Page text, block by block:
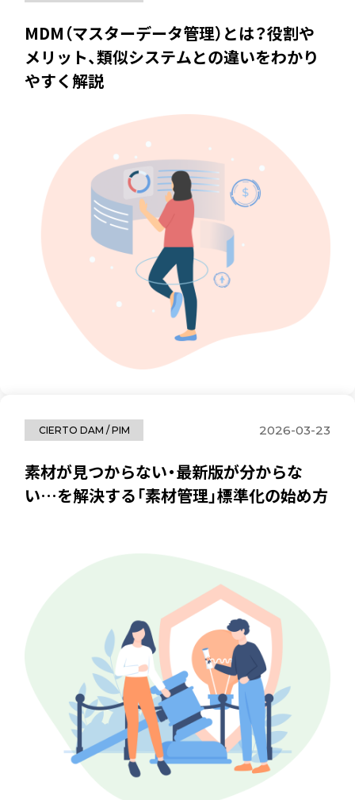
MDM（マスターデータ管理）とは？役割や
メリット、類似システムとの違いをわかり
やすく解説
CIERTO DAM / PIM 2026-03-23
素材が見つからない・最新版が分からな
い…を解決する「素材管理」標準化の始め方